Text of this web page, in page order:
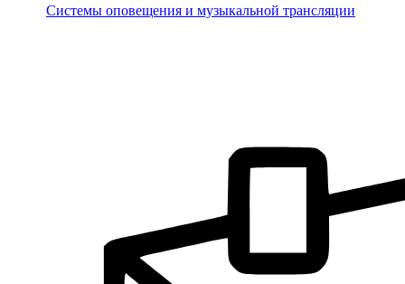
Системы оповещения и музыкальной трансляции